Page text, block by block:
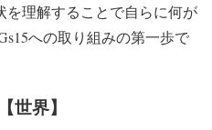
を理解することで自らに何が
への取り組みの第一歩で
世界】